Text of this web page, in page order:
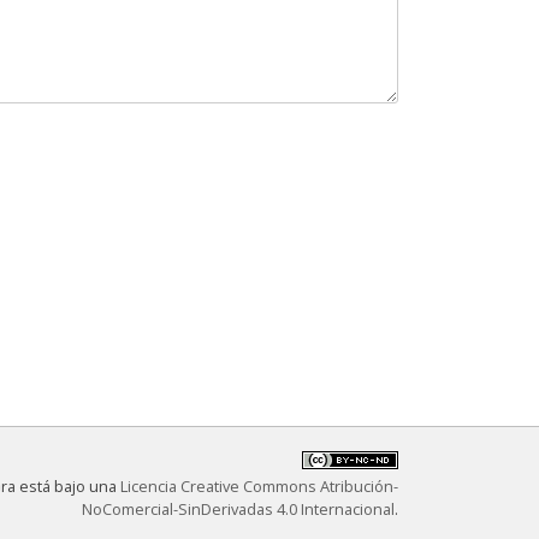
está bajo una Licencia Creative Commons Atribución-
NoComercial-SinDerivadas 4.0 Internacional.